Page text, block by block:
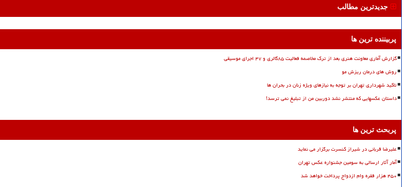
جدیدترین مطالب
پربیننده ترین ها
گزارش آماری معاونت هنری بعد از ترک مخاصمه فعالیت ۸۵گالری و ۴۷ اجرای موسیقی
روش های درمان ریزش مو
تاکید شهرداری تهران بر توجه به نیازهای ویژه زنان در بحران ها
داستان عکسهایی که منتشر نشد دوربین من از تبلیغ نمی ترسد!
پربحث ترین ها
علیرضا قربانی در شیراز کنسرت برگزار می نماید
آمار آثار ارسالی به سومین جشنواره عکس تهران
۴۵۰ هزار فقره وام ازدواج پرداخت خواهد شد